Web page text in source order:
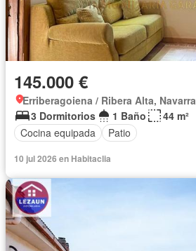
145.000 €
Erriberagoiena / Ribera Alta, Navarra
3 Dormitorios
1 Baño
44 m²
Cocina equipada
Patio
10 jul 2026 en Habitaclia